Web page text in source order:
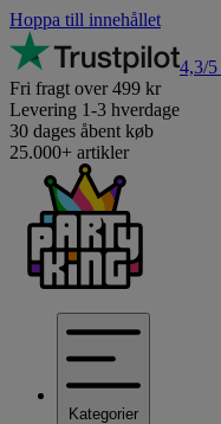
Hoppa till innehållet
4,3/5
Fri fragt over 499 kr
Levering 1-3 hverdage
30 dages åbent køb
25.000+ artikler
Kategorier